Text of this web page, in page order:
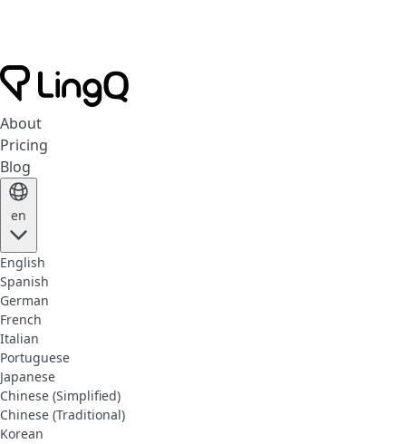
About
Pricing
Blog
en
English
Spanish
German
French
Italian
Portuguese
Japanese
Chinese (Simplified)
Chinese (Traditional)
Korean